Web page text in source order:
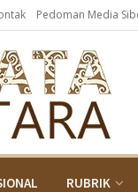
Pedoman Media
RUBRIK